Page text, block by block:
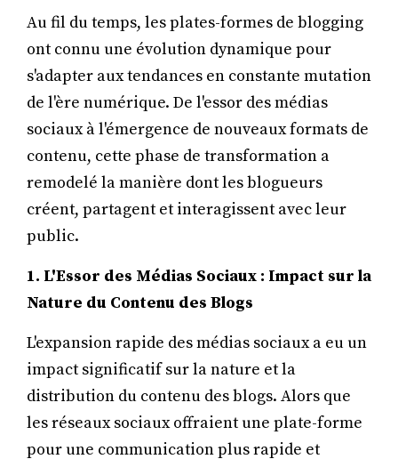
Au fil du temps, les plates-formes de blogging
ont connu une évolution dynamique pour
s'adapter aux tendances en constante mutation
de l'ère numérique. De l'essor des médias
sociaux à l'émergence de nouveaux formats de
contenu, cette phase de transformation a
remodelé la manière dont les blogueurs
créent, partagent et interagissent avec leur
public.
1. L'Essor des Médias Sociaux : Impact sur la
Nature du Contenu des Blogs
L'expansion rapide des médias sociaux a eu un
impact significatif sur la nature et la
distribution du contenu des blogs. Alors que
les réseaux sociaux offraient une plate-forme
pour une communication plus rapide et